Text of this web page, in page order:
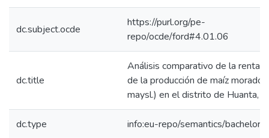
dc.subject.ocde
https://purl.org/pe-
repo/ocde/ford#4.01.06
dc.title
Análisis comparativo de la
de la producción de maíz morado
maysl.) en el distrito de Huanta,
dc.type info:eu-repo/semantics/